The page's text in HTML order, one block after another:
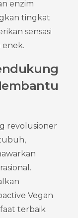
enzim
tingkat
sensasi
enek.
revolusioner
Vegan
terbaik